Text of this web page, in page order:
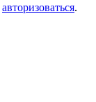
авторизоваться.